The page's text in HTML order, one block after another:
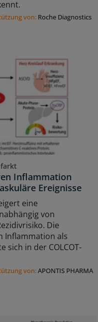
von: Roche Diagnostics
Inflammation
Ereignisse
eine
von
Die
Inflammation als
sich in der COLCOT-
von:APONTIS PHARMA